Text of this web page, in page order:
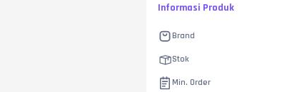
Informasi Produk
Brand
Stok
Min. Order